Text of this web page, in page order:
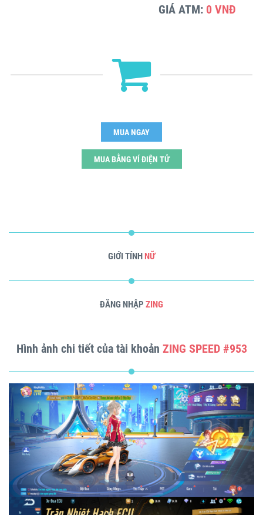
GIÁ ATM: 0 VNĐ
MUA NGAY
MUA BẰNG VÍ ĐIỆN TỬ
GIỚI TÍNH NỮ
ĐĂNG NHẬP ZING
Hình ảnh chi tiết của tài khoản ZING SPEED #953